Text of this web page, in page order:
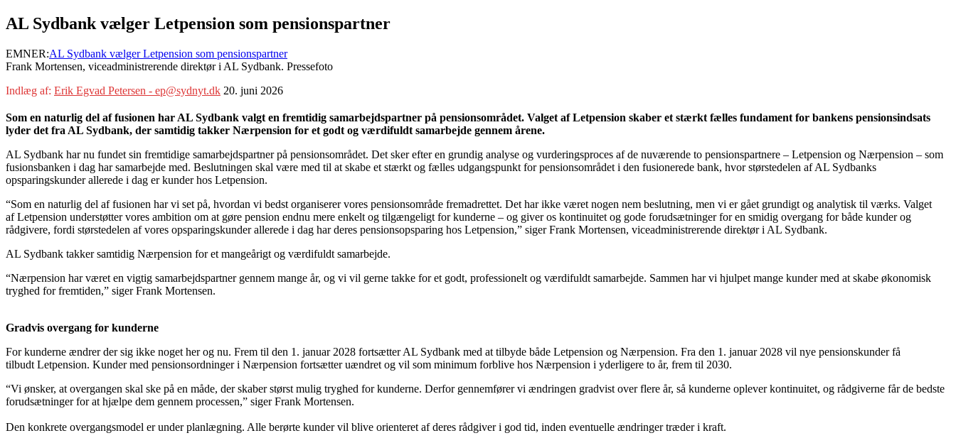
AL Sydbank vælger Letpension som pensionspartner
EMNER:AL Sydbank vælger Letpension som pensionspartner
Frank Mortensen, viceadministrerende direktør i AL Sydbank. Pressefoto
Indlæg af: Erik Egvad Petersen - ep@sydnyt.dk 20. juni 2026
Som en naturlig del af fusionen har AL Sydbank valgt en fremtidig samarbejdspartner på pensionsområdet. Valget af Letpension skaber et stærkt fælles fundament for bankens pensionsindsats
lyder det fra AL Sydbank, der samtidig takker Nærpension for et godt og værdifuldt samarbejde gennem årene.
AL Sydbank har nu fundet sin fremtidige samarbejdspartner på pensionsområdet. Det sker efter en grundig analyse og vurderingsproces af de nuværende to pensionspartnere – Letpension og Nærpension – som
fusionsbanken i dag har samarbejde med. Beslutningen skal være med til at skabe et stærkt og fælles udgangspunkt for pensionsområdet i den fusionerede bank, hvor størstedelen af AL Sydbanks
opsparingskunder allerede i dag er kunder hos Letpension.
“Som en naturlig del af fusionen har vi set på, hvordan vi bedst organiserer vores pensionsområde fremadrettet. Det har ikke været nogen nem beslutning, men vi er gået grundigt og analytisk til værks. Valget
af Letpension understøtter vores ambition om at gøre pension endnu mere enkelt og tilgængeligt for kunderne – og giver os kontinuitet og gode forudsætninger for en smidig overgang for både kunder og
rådgivere, fordi størstedelen af vores opsparingskunder allerede i dag har deres pensionsopsparing hos Letpension,” siger Frank Mortensen, viceadministrerende direktør i AL Sydbank.
AL Sydbank takker samtidig Nærpension for et mangeårigt og værdifuldt samarbejde.
“Nærpension har været en vigtig samarbejdspartner gennem mange år, og vi vil gerne takke for et godt, professionelt og værdifuldt samarbejde. Sammen har vi hjulpet mange kunder med at skabe økonomisk
tryghed for fremtiden,” siger Frank Mortensen.
Gradvis overgang for kunderne
For kunderne ændrer der sig ikke noget her og nu. Frem til den 1. januar 2028 fortsætter AL Sydbank med at tilbyde både Letpension og Nærpension. Fra den 1. januar 2028 vil nye pensionskunder få
tilbudt Letpension. Kunder med pensionsordninger i Nærpension fortsætter uændret og vil som minimum forblive hos Nærpension i yderligere to år, frem til 2030.
“Vi ønsker, at overgangen skal ske på en måde, der skaber størst mulig tryghed for kunderne. Derfor gennemfører vi ændringen gradvist over flere år, så kunderne oplever kontinuitet, og rådgiverne får de bedste
forudsætninger for at hjælpe dem gennem processen,” siger Frank Mortensen.
Den konkrete overgangsmodel er under planlægning. Alle berørte kunder vil blive orienteret af deres rådgiver i god tid, inden eventuelle ændringer træder i kraft.